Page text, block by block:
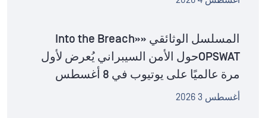
المسلسل الوثائقي «Into the Breach»
OPSWATحول الأمن السيبراني يُعرض لأول
مرة عالميًا على يوتيوب في 8 أغسطس
أغسطس 3 2026